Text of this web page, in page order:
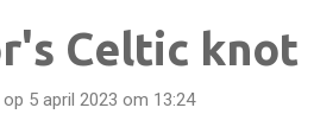
Celtic knot
5 april 2023 om 13:24